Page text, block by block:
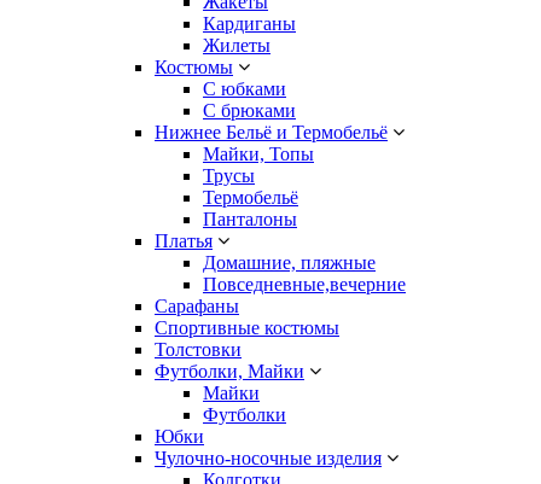
Кардиганы
Жилеты
Костюмы
С юбками
С брюками
Нижнее Бельё и Термобельё
Майки, Топы
Трусы
Термобельё
Панталоны
Платья
Домашние, пляжные
Повседневные,вечерние
Сарафаны
Спортивные костюмы
Толстовки
Футболки, Майки
Майки
Футболки
Юбки
Чулочно-носочные изделия
Колготки